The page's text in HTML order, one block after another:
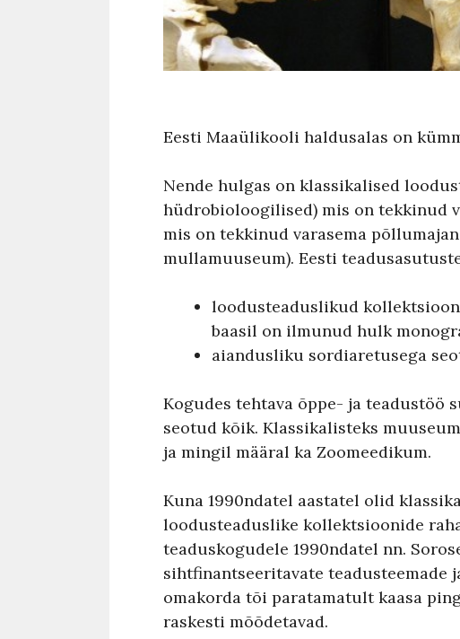
Eesti Maaülikooli haldusalas on
Nende hulgas on klassikalised
hüdrobioloogilised) mis on tekkinud
mis on tekkinud varasema
mullamuuseum). Eesti
loodusteaduslikud
baasil on ilmunud hulk
aiandusliku sordiaretusega
Kogudes tehtava õppe- ja teadustöö
seotud kõik. Klassikalisteks
ja mingil määral ka Zoomeedikum.
Kuna 1990ndatel aastatel olid
loodusteaduslike kollektsioonide
teaduskogudele 1990ndatel nn.
sihtfinantseeritavate teadusteemade
omakorda tõi paratamatult kaasa
raskesti mõõdetavad.